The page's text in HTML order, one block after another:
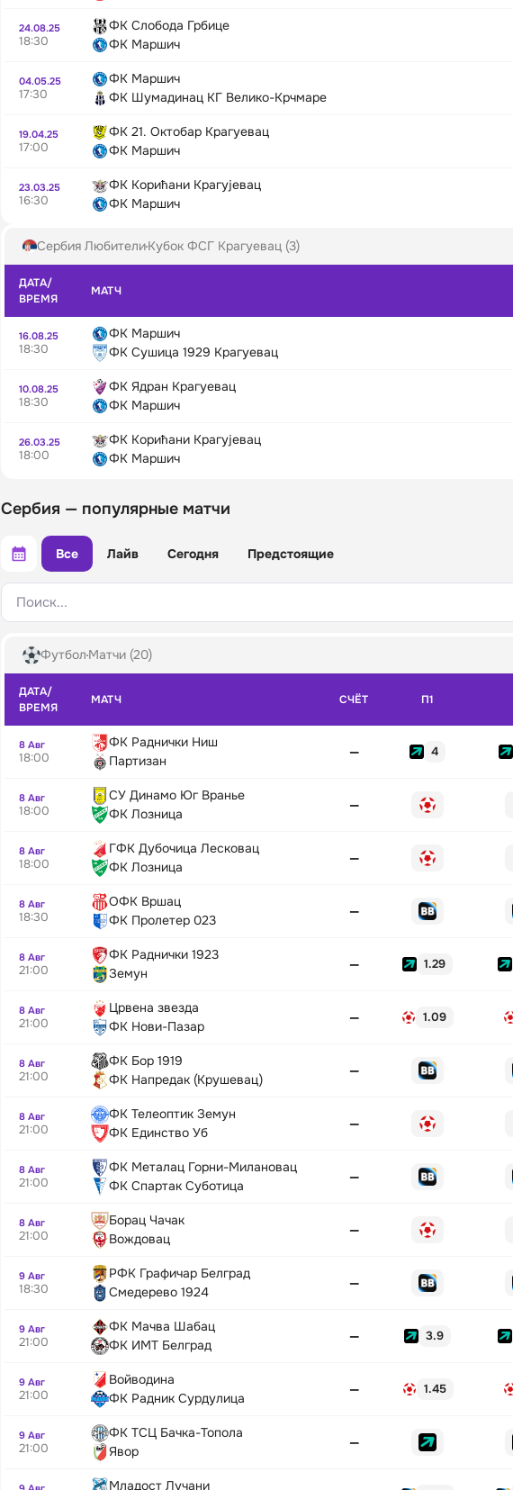
24.08.25
18:30
ФК Слобода Грбице
ФК Маршич
04.05.25
17:30
ФК Маршич
ФК Шумадинац КГ Велико-Крчмаре
19.04.25
17:00
ФК 21. Октобар Крагуевац
ФК Маршич
23.03.25
16:30
ФК Корићани Крагујевац
ФК Маршич
Сербия ЛюбителиКубок ФСГ Крагуевац (3)
ДАТА/
ВРЕМЯ
МАТЧ
16.08.25
18:30
ФК Маршич
ФК Сушица 1929 Крагуевац
10.08.25
18:30
ФК Ядран Крагуевац
ФК Маршич
26.03.25
18:00
ФК Корићани Крагујевац
ФК Маршич
Сербия — популярные матчи
Все Лайв Сегодня Предстоящие
Поиск...
Футбол Матчи (20)
ДАТА/
ВРЕМЯ
МАТЧ СЧЁТ П1
8 Авг
18:00
ФК Раднички Ниш
Партизан
— 4
8 Авг
18:00
СУ Динамо Юг Вранье
ФК Лозница
—
8 Авг
18:00
ГФК Дубочица Лесковац
ФК Лозница
—
8 Авг
18:30
ОФК Вршац
ФК Пролетер 023
—
8 Авг
21:00
ФК Раднички 1923
Земун
— 1.29
8 Авг
21:00
Црвена звезда
ФК Нови-Пазар
— 1.09
8 Авг
21:00
ФК Бор 1919
ФК Напредак (Крушевац)
—
8 Авг
21:00
ФК Телеоптик Земун
ФК Единство Уб
—
8 Авг
21:00
ФК Металац Горни-Милановац
ФК Спартак Суботица
—
8 Авг
21:00
Борац Чачак
Вождовац
—
9 Авг
18:30
РФК Графичар Белград
Смедерево 1924
—
9 Авг
21:00
ФК Мачва Шабац
ФК ИМТ Белград
— 3.9
9 Авг
21:00
Войводина
ФК Радник Сурдулица
— 1.45
9 Авг
21:00
ФК ТСЦ Бачка-Топола
Явор
—
Младост Лучани